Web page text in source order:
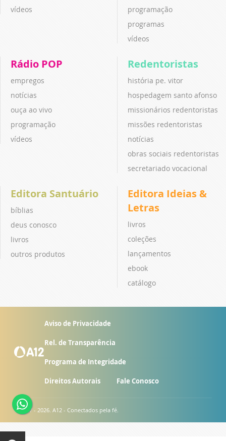
vídeos
programação
programas
vídeos
Rádio POP
empregos
notícias
ouça ao vivo
programação
vídeos
Redentoristas
história pe. vitor
hospedagem santo afonso
missionários redentoristas
missões redentoristas
notícias
obras sociais redentoristas
secretariado vocacional
Editora Santuário
bíblias
deus conosco
livros
outros produtos
Editora Ideias &
Letras
livros
coleções
lançamentos
ebook
catálogo
Aviso de Privacidade
Rel. de Transparência
Programa de Integridade
Direitos Autorais Fale Conosco
© 2007 - 2026. A12 - Conectados pela fé.